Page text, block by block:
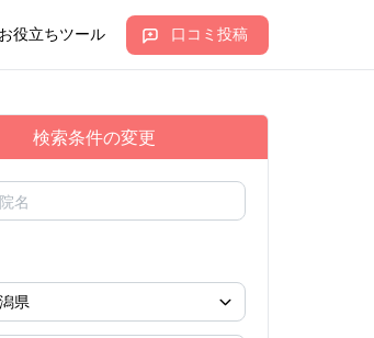
お役立ちツール 口コミ投稿
検索条件の変更